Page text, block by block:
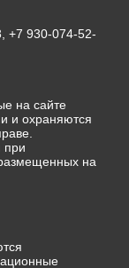
+7 930-074-52-
на сайте
и охраняются
при
на